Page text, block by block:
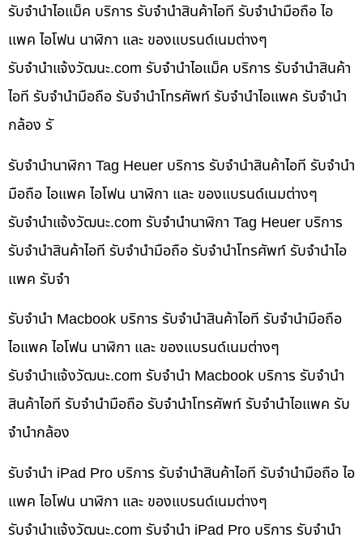
รับจำนำไอแม็ค บริการ รับจำนำสินค้าไอที รับจำนำมือถือ ไอ
แพค ไอโฟน นาฬิกา และ ของแบรนด์เนมต่างๆ
รับจํานําแจ้งวัฒนะ.com รับจำนำไอแม็ค บริการ รับจำนำสินค้า
ไอที รับจำนำมือถือ รับจำนำโทรศัพท์ รับจำนำไอแพค รับจำนำ
กล้อง รั
รับจำนำนาฬิกา Tag Heuer บริการ รับจำนำสินค้าไอที รับจำนำ
มือถือ ไอแพค ไอโฟน นาฬิกา และ ของแบรนด์เนมต่างๆ
รับจํานําแจ้งวัฒนะ.com รับจำนำนาฬิกา Tag Heuer บริการ
รับจำนำสินค้าไอที รับจำนำมือถือ รับจำนำโทรศัพท์ รับจำนำไอ
แพค รับจำ
รับจำนำ Macbook บริการ รับจำนำสินค้าไอที รับจำนำมือถือ
ไอแพค ไอโฟน นาฬิกา และ ของแบรนด์เนมต่างๆ
รับจํานําแจ้งวัฒนะ.com รับจำนำ Macbook บริการ รับจำนำ
สินค้าไอที รับจำนำมือถือ รับจำนำโทรศัพท์ รับจำนำไอแพค รับ
จำนำกล้อง
รับจำนำ iPad Pro บริการ รับจำนำสินค้าไอที รับจำนำมือถือ ไอ
แพค ไอโฟน นาฬิกา และ ของแบรนด์เนมต่างๆ
รับจํานําแจ้งวัฒนะ.com รับจำนำ iPad Pro บริการ รับจำนำ